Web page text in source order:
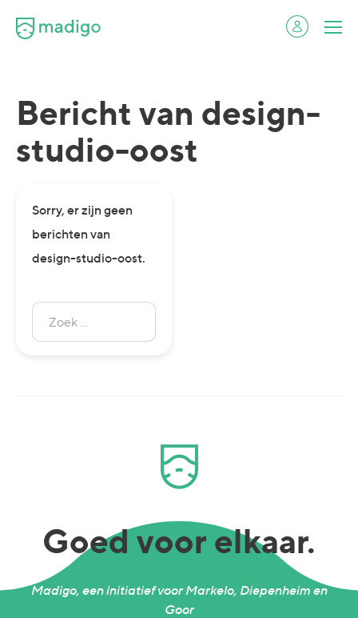
Bericht van design-
studio-oost
Sorry, er zijn geen
berichten van
design-studio-oost.
naar:
Goed voor elkaar.
Madigo, een initiatief voor Markelo, Diepenheim en
Goor